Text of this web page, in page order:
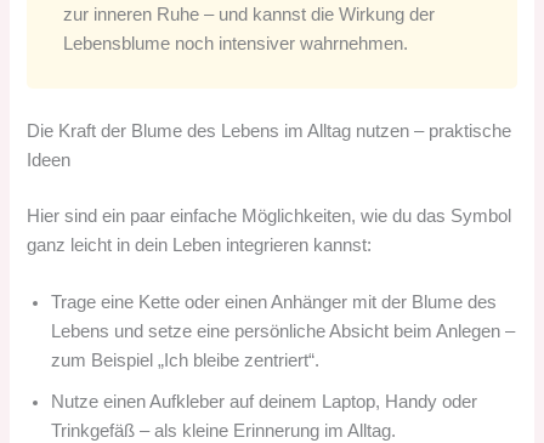
zur inneren Ruhe – und kannst die Wirkung der
Lebensblume noch intensiver wahrnehmen.
Die Kraft der Blume des Lebens im Alltag nutzen – praktische
Ideen
Hier sind ein paar einfache Möglichkeiten, wie du das Symbol
ganz leicht in dein Leben integrieren kannst:
Trage eine Kette oder einen Anhänger mit der Blume des
Lebens und setze eine persönliche Absicht beim Anlegen –
zum Beispiel „Ich bleibe zentriert“.
Nutze einen Aufkleber auf deinem Laptop, Handy oder
Trinkgefäß – als kleine Erinnerung im Alltag.